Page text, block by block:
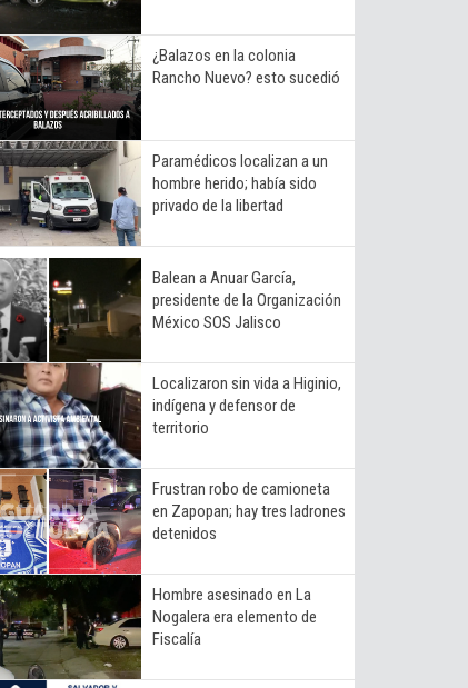
¿Balazos en la colonia
Rancho Nuevo? esto sucedió
Paramédicos localizan a un
hombre herido; había sido
privado de la libertad
Balean a Anuar García,
presidente de la Organización
México SOS Jalisco
Localizaron sin vida a Higinio,
indígena y defensor de
territorio
Frustran robo de camioneta
en Zapopan; hay tres ladrones
detenidos
Hombre asesinado en La
Nogalera era elemento de
Fiscalía